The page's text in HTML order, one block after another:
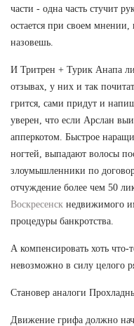
части - одна часть стучит
остается при своем
назовешь.
И Тритрен + Турик Анапа
отзывах, у них и так
грится, сами придут и
уверен, что если Арслан
апперкотом. Быстрое
ногтей, выпадают волосы
злоумышленники по
отчуждение более чем 50
Воскресенск недвижимого
процедуры банкротства.
А компенсировать хоть что-
невозможно в силу целого
Становер аналоги
Движение грифа должно